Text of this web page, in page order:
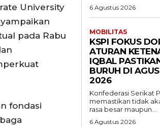
University
pada Rabu
fondasi
6 Agustus 2026
MOBILITAS
KSPI FOKUS
ATURAN
IQBAL
BURUH DI
2026
Konfederasi Serikat
memastikan tidak
rasa besar maupun...
6 Agustus 2026